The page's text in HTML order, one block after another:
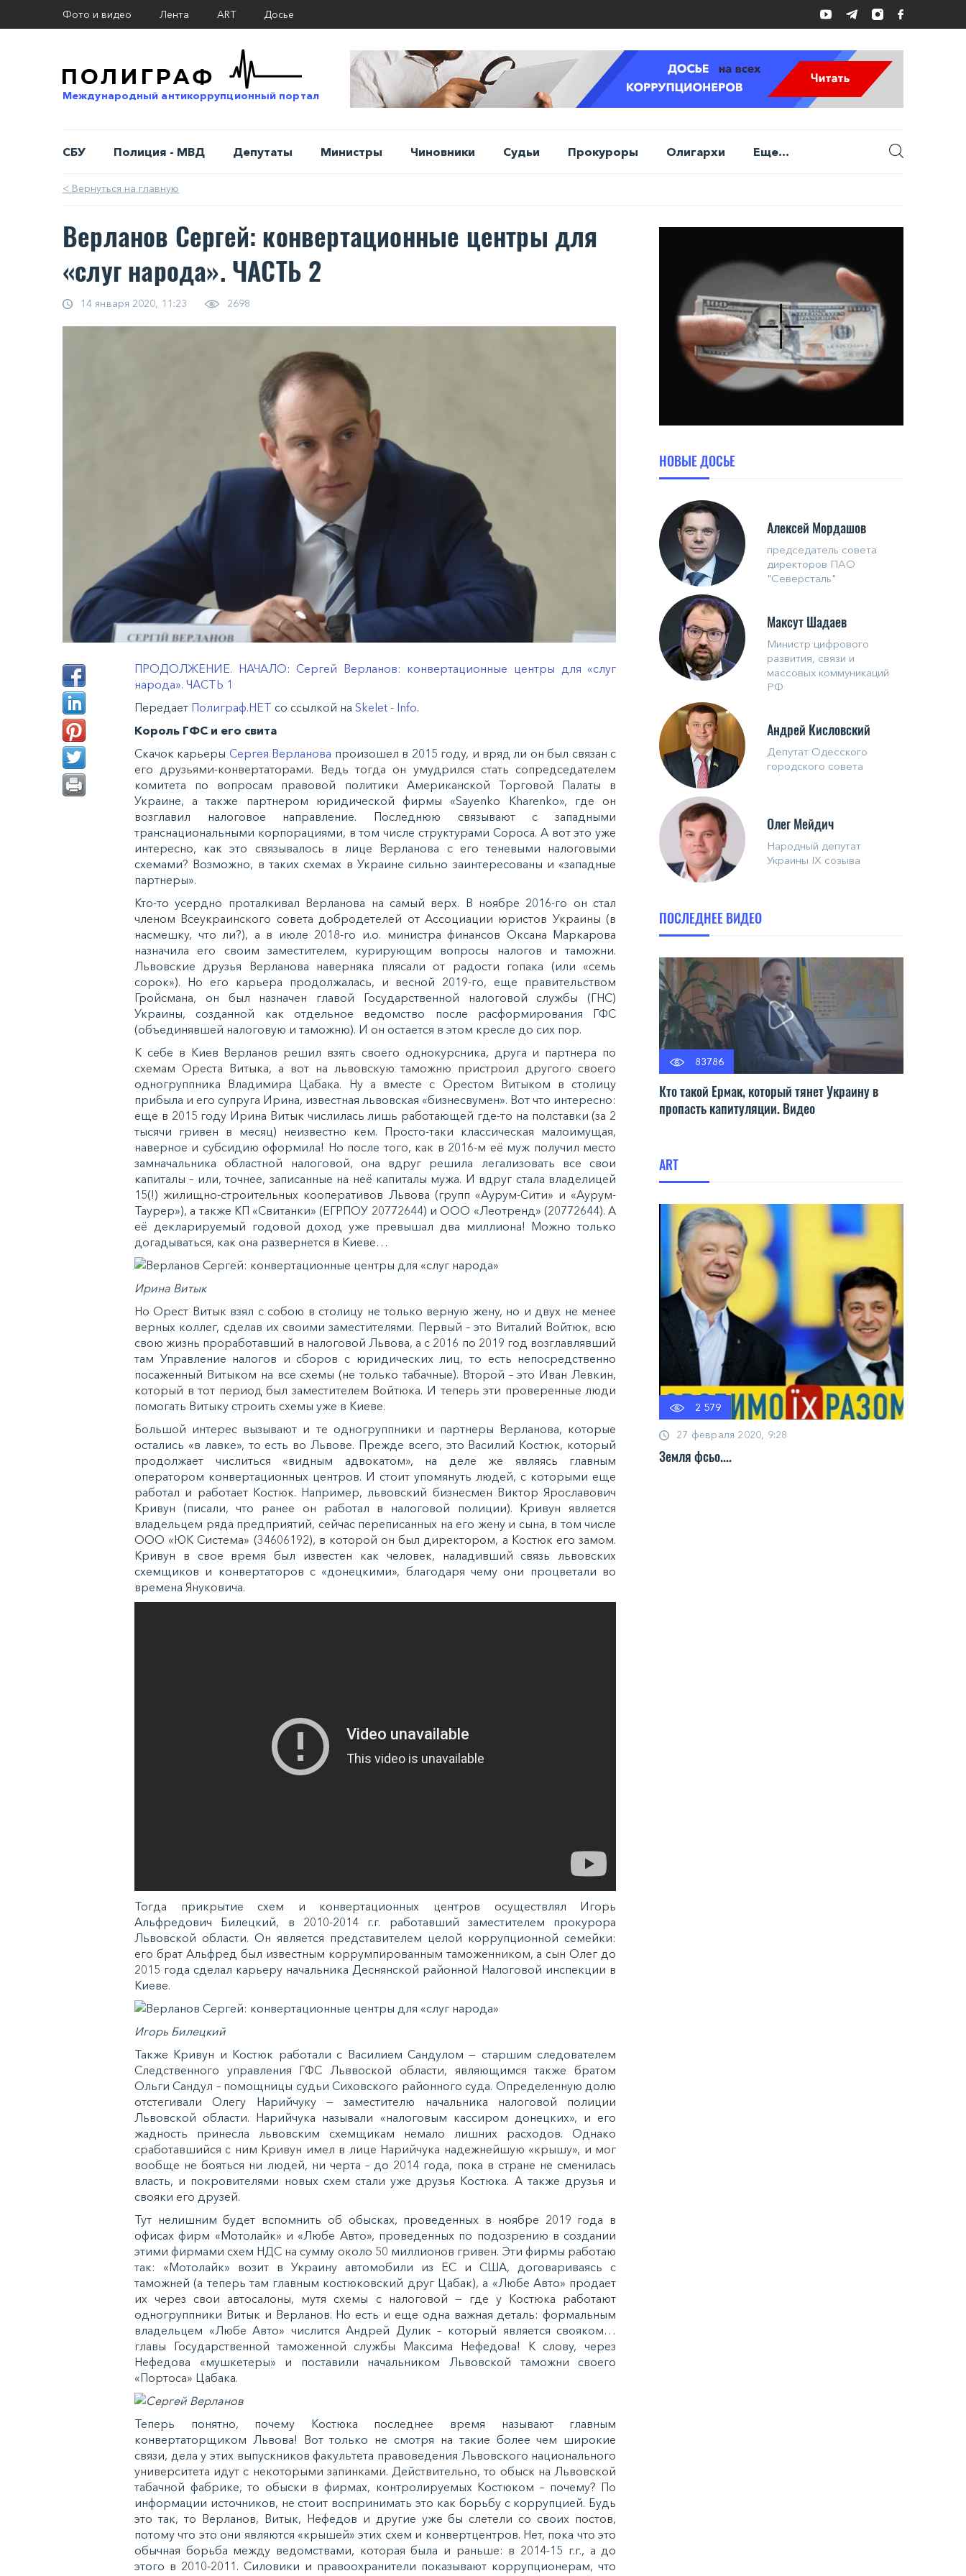
Фото и видео Лента ART Досье
Международный антикоррупционный портал
СБУ Полиция - МВД Депутаты Министры Чиновники Судьи Прокуроры Олигархи Еще...
< Вернуться на главную
Верланов Сергей: конвертационные центры для
«слуг народа». ЧАСТЬ 2
14 января 2020, 11:23 2698
ПРОДОЛЖЕНИЕ. НАЧАЛО: Сергей Верланов: конвертационные центры для «слуг
народа». ЧАСТЬ 1
Передает Полиграф.НЕТ со ссылкой на Skelet - Info.
Король ГФС и его свита
Скачок карьеры Сергея Верланова произошел в 2015 году, и вряд ли он был связан с
его друзьями-конвертаторами. Ведь тогда он умудрился стать сопредседателем
комитета по вопросам правовой политики Американской Торговой Палаты в
Украине, а также партнером юридической фирмы «Sayenko Kharenko», где он
возглавил налоговое направление. Последнюю связывают с западными
транснациональными корпорациями, в том числе структурами Сороса. А вот это уже
интересно, как это связывалось в лице Верланова с его теневыми налоговыми
схемами? Возможно, в таких схемах в Украине сильно заинтересованы и «западные
партнеры».
Кто-то усердно проталкивал Верланова на самый верх. В ноябре 2016-го он стал
членом Всеукраинского совета добродетелей от Ассоциации юристов Украины (в
насмешку, что ли?), а в июле 2018-го и.о. министра финансов Оксана Маркарова
назначила его своим заместителем, курирующим вопросы налогов и таможни.
Львовские друзья Верланова наверняка плясали от радости гопака (или «семь
сорок»). Но его карьера продолжалась, и весной 2019-го, еще правительством
Гройсмана, он был назначен главой Государственной налоговой службы (ГНС)
Украины, созданной как отдельное ведомство после расформирования ГФС
(объединявшей налоговую и таможню). И он остается в этом кресле до сих пор.
К себе в Киев Верланов решил взять своего однокурсника, друга и партнера по
схемам Ореста Витыка, а вот на львовскую таможню пристроил другого своего
одногруппника Владимира Цабака. Ну а вместе с Орестом Витыком в столицу
прибыла и его супруга Ирина, известная львовская «бизнесвумен». Вот что интересно:
еще в 2015 году Ирина Витык числилась лишь работающей где-то на полставки (за 2
тысячи гривен в месяц) неизвестно кем. Просто-таки классическая малоимущая,
наверное и субсидию оформила! Но после того, как в 2016-м её муж получил место
замначальника областной налоговой, она вдруг решила легализовать все свои
капиталы – или, точнее, записанные на неё капиталы мужа. И вдруг стала владелицей
15(!) жилищно-строительных кооперативов Львова (групп «Аурум-Сити» и «Аурум-
Таурер»), а также КП «Свитанки» (ЕГРПОУ 20772644) и ООО «Леотренд» (20772644). А
её декларируемый годовой доход уже превышал два миллиона! Можно только
догадываться, как она развернется в Киеве…
Ирина Витык
Но Орест Витык взял с собою в столицу не только верную жену, но и двух не менее
верных коллег, сделав их своими заместителями. Первый – это Виталий Войтюк, всю
свою жизнь проработавший в налоговой Львова, а с 2016 по 2019 год возглавлявший
там Управление налогов и сборов с юридических лиц, то есть непосредственно
посаженный Витыком на все схемы (не только табачные). Второй – это Иван Левкин,
который в тот период был заместителем Войтюка. И теперь эти проверенные люди
помогать Витыку строить схемы уже в Киеве.
Большой интерес вызывают и те одногруппники и партнеры Верланова, которые
остались «в лавке», то есть во Львове. Прежде всего, это Василий Костюк, который
продолжает числиться «видным адвокатом», на деле же являясь главным
оператором конвертационных центров. И стоит упомянуть людей, с которыми еще
работал и работает Костюк. Например, львовский бизнесмен Виктор Ярославович
Кривун (писали, что ранее он работал в налоговой полиции). Кривун является
владельцем ряда предприятий, сейчас переписанных на его жену и сына, в том числе
ООО «ЮК Система» (34606192), в которой он был директором, а Костюк его замом.
Кривун в свое время был известен как человек, наладивший связь львовских
схемщиков и конвертаторов с «донецкими», благодаря чему они процветали во
времена Януковича.
Тогда прикрытие схем и конвертационных центров осуществлял Игорь
Альфредович Билецкий, в 2010-2014 г.г. работавший заместителем прокурора
Львовской области. Он является представителем целой коррупционной семейки:
его брат Альфред был известным коррумпированным таможенником, а сын Олег до
2015 года сделал карьеру начальника Деснянской районной Налоговой инспекции в
Киеве.
Игорь Билецкий
Также Кривун и Костюк работали с Василием Сандулом — старшим следователем
Следственного управления ГФС Льввоской области, являющимся также братом
Ольги Сандул – помощницы судьи Сиховского районного суда. Определенную долю
отстегивали Олегу Нарийчуку — заместителю начальника налоговой полиции
Львовской области. Нарийчука называли «налоговым кассиром донецких», и его
жадность принесла львовским схемщикам немало лишних расходов. Однако
сработавшийся с ним Кривун имел в лице Нарийчука надежнейшую «крышу», и мог
вообще не бояться ни людей, ни черта – до 2014 года, пока в стране не сменилась
власть, и покровителями новых схем стали уже друзья Костюка. А также друзья и
свояки его друзей.
Тут нелишним будет вспомнить об обысках, проведенных в ноябре 2019 года в
офисах фирм «Мотолайк» и «Любе Авто», проведенных по подозрению в создании
этими фирмами схем НДС на сумму около 50 миллионов гривен. Эти фирмы работаю
так: «Мотолайк» возит в Украину автомобили из ЕС и США, договариваясь с
таможней (а теперь там главным костюковский друг Цабак), а «Любе Авто» продает
их через свои автосалоны, мутя схемы с налоговой — где у Костюка работают
одногруппники Витык и Верланов. Но есть и еще одна важная деталь: формальным
владельцем «Любе Авто» числится Андрей Дулик – который является свояком…
главы Государственной таможенной службы Максима Нефедова! К слову, через
Нефедова «мушкетеры» и поставили начальником Львовской таможни своего
«Портоса» Цабака.
Теперь понятно, почему Костюка последнее время называют главным
конвертаторщиком Львова! Вот только не смотря на такие более чем широкие
связи, дела у этих выпускников факультета правоведения Львовского национального
университета идут с некоторыми запинками. Действительно, то обыск на Львовской
табачной фабрике, то обыски в фирмах, контролируемых Костюком – почему? По
информации источников, не стоит воспринимать это как борьбу с коррупцией. Будь
это так, то Верланов, Витык, Нефедов и другие уже бы слетели со своих постов,
потому что это они являются «крышей» этих схем и конвертцентров. Нет, пока что это
обычная борьба между ведомствами, которая была и раньше: в 2014-15 г.г., а до
этого в 2010-2011. Силовики и правоохранители показывают коррупционерам, что
НОВЫЕ ДОСЬЕ
Алексей Мордашов
председатель совета
директоров ПАО
"Северсталь"
Максут Шадаев
Министр цифрового
развития, связи и
массовых коммуникаций
РФ
Андрей Кисловский
Депутат Одесского
городского совета
Олег Мейдич
Народный депутат
Украины IX созыва
ПОСЛЕДНЕЕ ВИДЕО
83786
Кто такой Ермак, который тянет Украину в
пропасть капитуляции. Видео
ART
2 579
27 февраля 2020, 9:28
Земля фсьо....